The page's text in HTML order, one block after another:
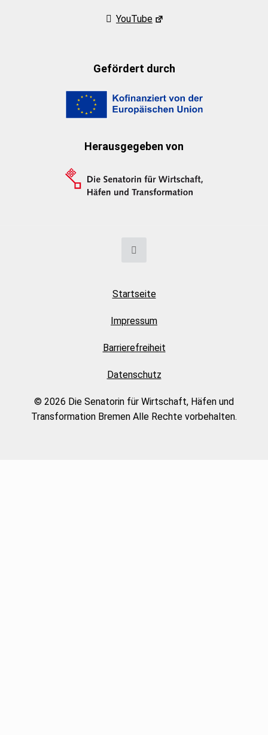
YouTube
Gefördert durch
Herausgegeben von
Startseite
Impressum
Barrierefreiheit
Datenschutz
© 2026 Die Senatorin für Wirtschaft, Häfen und
Transformation Bremen Alle Rechte vorbehalten.